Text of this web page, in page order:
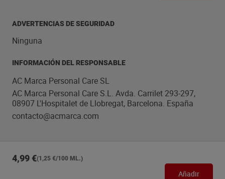
ADVERTENCIAS DE SEGURIDAD
Ninguna
INFORMACIÓN DEL RESPONSABLE
AC Marca Personal Care SL
AC Marca Personal Care S.L. Avda. Carrilet 293-297,
08907 L'Hospitalet de Llobregat, Barcelona. España
contacto@acmarca.com
4,99 €(1,25 €/100 ML.)
Añadir